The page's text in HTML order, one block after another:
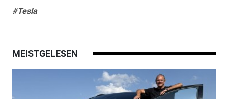
#Tesla
MEISTGELESEN